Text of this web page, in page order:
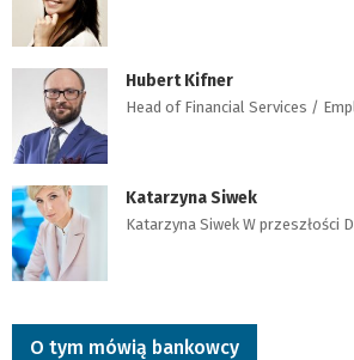
Hubert Kifner
Head of Financial Services /
Katarzyna Siwek
Katarzyna Siwek W przeszłości
O tym mówią bankowcy